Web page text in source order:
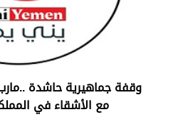
‏وقفة جماهيرية حاشدة ..مارب
مع الأشقاء في